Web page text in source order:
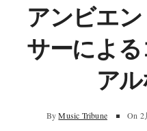
アンビエ
サーによ
ア
By Music Tribune On 2